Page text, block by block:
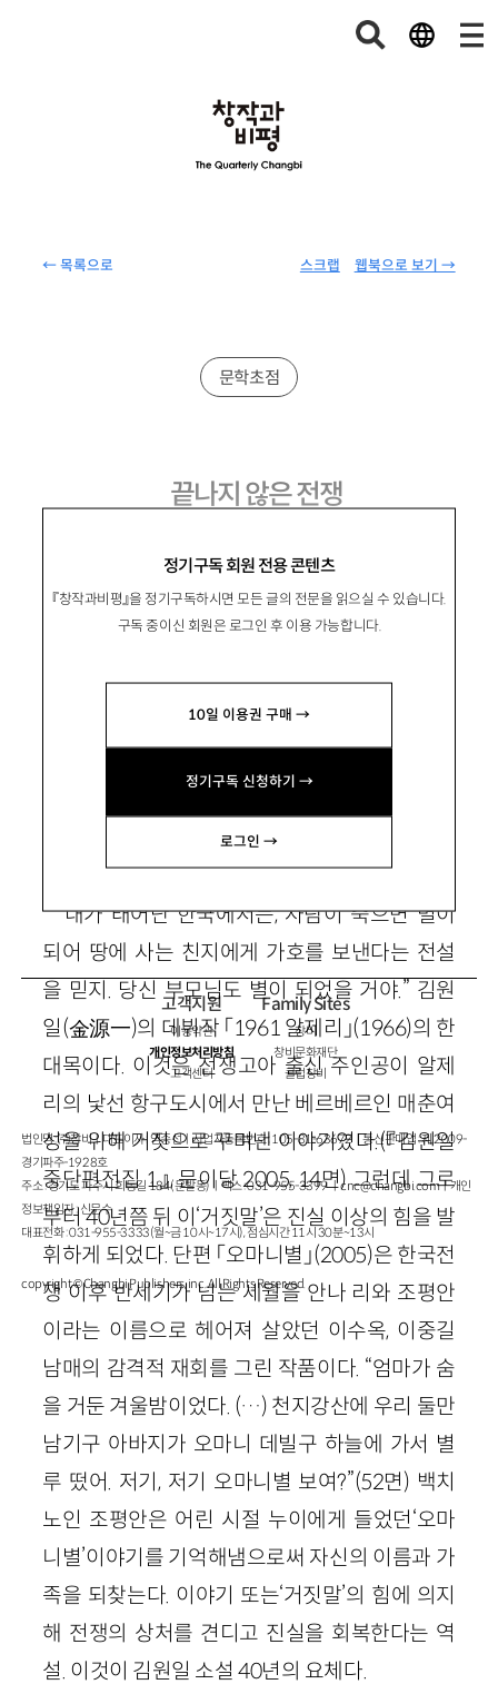
← 목록으로 웹북으로 보기 →
스크랩
정기구독 회원 전용 콘텐츠
『창작과비평』을 정기구독하시면 모든 글의 전문을 읽으실 수 있습니다.
구독 중이신 회원은 로그인 후 이용 가능합니다.
10일 이용권 구매 →
정기구독 신청하기 →
로그인 →
문학초점
끝나지 않은 전쟁
강경석姜敬錫
문학평론가. 주요 평론으로 「바리데기와 흔들
“내가 태어난 한국에서는, 사람이 죽으면 별이
되어 땅에 사는 친지에게 가호를 보낸다는 전설
을 믿지. 당신 부모님도 별이 되었을 거야.” 김원
일(金源一)의 데뷔작 「1961 알제리」(1966)의 한
대목이다. 이것은 전쟁고아 출신 주인공이 알제
리의 낯선 항구도시에서 만난 베르베르인 매춘여
성을 위해 거짓으로 꾸며낸 이야기였다.(『김원일
중단편전집 1』, 문이당 2005, 14면) 그런데 그로
부터 40년쯤 뒤 이‘거짓말’은 진실 이상의 힘을 발
휘하게 되었다. 단편 「오마니별」(2005)은 한국전
쟁 이후 반세기가 넘는 세월을 안나 리와 조평안
이라는 이름으로 헤어져 살았던 이수옥, 이중길
남매의 감격적 재회를 그린 작품이다. “엄마가 숨
을 거둔 겨울밤이었다. (…) 천지강산에 우리 둘만
남기구 아바지가 오마니 데빌구 하늘에 가서 별
루 떴어. 저기, 저기 오마니별 보여?”(52면) 백치
노인 조평안은 어린 시절 누이에게 들었던‘오마
니별’이야기를 기억해냄으로써 자신의 이름과 가
족을 되찾는다. 이야기 또는‘거짓말’의 힘에 의지
해 전쟁의 상처를 견디고 진실을 회복한다는 역
설. 이것이 김원일 소설 40년의 요체다.
고객지원
이용약관
개인정보처리방침
고객센터
Family Sites
창비
창비문화재단
클럽창비
법인명 : ㈜창비ㅣ대표이사 : 염종선ㅣ사업자등록번호 : 105-81-63672ㅣ통신판매업 : 제 2009-
경기파주-1928호
주소 : 경기도 파주시 회동길 184(문발동)ㅣ팩스 : 031-955-3399 ㅣcnc@changbi.comㅣ개인
정보책임자 : 신문수
대표전화 : 031-955-3333(월~금 10시~17시), 점심시간 11시 30분~13시
copyright © Changbi Publishers, inc. All Rights Reserved.